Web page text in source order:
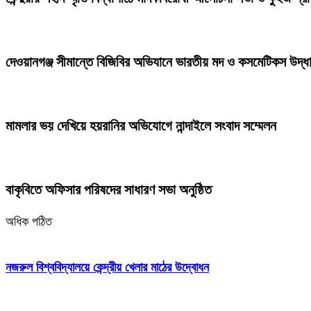
দেওয়ানগঞ্জ সীমান্তে বিজিবির অভিযানে ভারতীয় মদ ও কসমেটিকস
মামলার ভয় দেখিয়ে হয়রানির অভিযোগে নান্দাইলে সংবাদ সম্মেলন
বাকৃবিতে অফিসার পরিষদের সাধারণ সভা অনুষ্ঠিত
অধিক পঠিত
নজরুল বিশ্ববিদ্যালয়ে কেন্দ্রীয় খেলার মাঠের উদ্বোধন